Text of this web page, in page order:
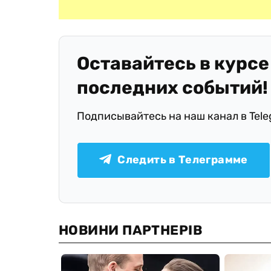
Оставайтесь в курсе
последних событий!
Подписывайтесь на наш канал в
Следить в Телеграмме